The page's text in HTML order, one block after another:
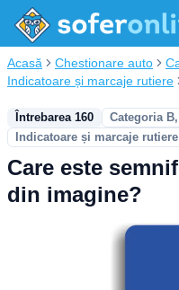
Acasă Chestionare auto
Indicatoare și marcaje rutiere
Întrebarea 160
Categoria
Indicatoare și marcaje rutiere
Care este
din imagine?